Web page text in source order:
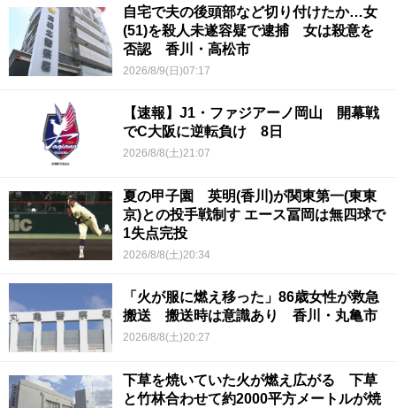
自宅で夫の後頭部など切り付けたか…女
(51)を殺人未遂容疑で逮捕 女は殺意を
否認 香川・高松市
2026/8/9(日)07:17
【速報】J1・ファジアーノ岡山 開幕戦
でC大阪に逆転負け 8日
2026/8/8(土)21:07
夏の甲子園 英明(香川)が関東第一(東東
京)との投手戦制す エース冨岡は無四球で
1失点完投
2026/8/8(土)20:34
「火が服に燃え移った」86歳女性が救急
搬送 搬送時は意識あり 香川・丸亀市
2026/8/8(土)20:27
下草を焼いていた火が燃え広がる 下草
と竹林合わせて約2000平方メートルが焼